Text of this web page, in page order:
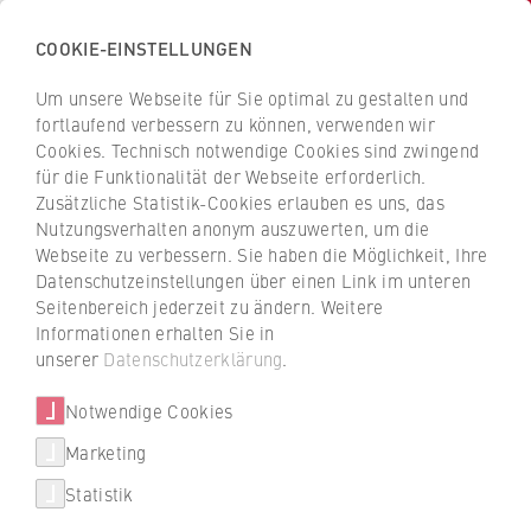
Z
u
ü
k
u
S
a
H
c
h
s
c
h
u
l
e
f
r
W
i
r
Z
u
r
ü
c
k
z
u
r
t
a
t
Veranstaltungen
Neuigkeiten
Online-Veranstaltung
Bachelorstudiengänge –
Überblick und Tipps zur
Bewerbung
Du willst dich für einen
Bachelorstudiengang an der HWR Berlin
bewerben? Dann erfahre in unserer Online-
Veranstaltung, wie das geht. Das Team des
Studierendenservice beantwortet deine
COOKIE-EINSTELLUNGEN
Um unsere Webseite für Sie optimal zu gestalten und
fortlaufend verbessern zu können, verwenden wir
Cookies. Technisch notwendige Cookies sind zwingend
für die Funktionalität der Webseite erforderlich.
Zusätzliche Statistik-Cookies erlauben es uns, das
Nutzungsverhalten anonym auszuwerten, um die
Webseite zu verbessern. Sie haben die Möglichkeit, Ihre
Datenschutzeinstellungen über einen Link im unteren
Seitenbereich jederzeit zu ändern. Weitere
Informationen erhalten Sie in
unserer Datenschutzerklärung
Notwendige Cookies
Marketing
Statistik